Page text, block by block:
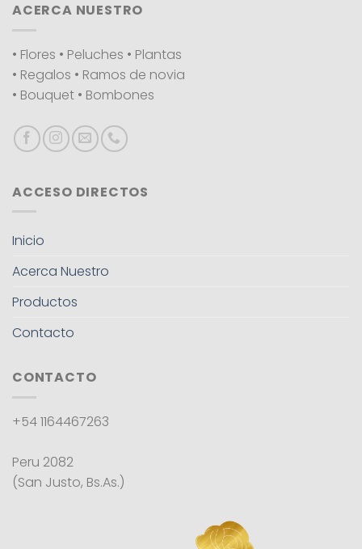
ACERCA NUESTRO
• Flores • Peluches • Plantas
• Regalos • Ramos de novia
• Bouquet • Bombones
ACCESO DIRECTOS
Inicio
Acerca Nuestro
Productos
Contacto
CONTACTO
+54 1164467263
Peru 2082
(San Justo, Bs.As.)